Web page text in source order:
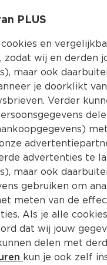
PLUS
en
zodat wij en derden
maar ook
je doorklikt
Verder
advertenties te
maar ook
gebruiken om
meten van de
Als je alle
dat wij jouw
delen met
kun je ook zelf